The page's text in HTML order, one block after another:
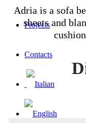
Projects
Contacts
Adria is a sofa
sheets and